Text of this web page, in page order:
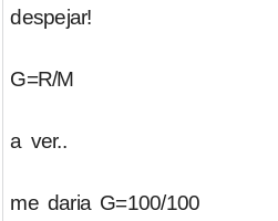
despejar!
G=R/M
a ver..
me daria G=100/100